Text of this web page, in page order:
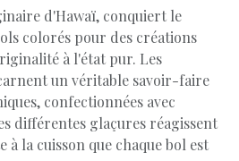
d'Hawaï, conquiert le
colorés pour des créations
à l'état pur. Les
un véritable savoir-faire
confectionnées avec
différentes glaçures réagissent
à la cuisson que chaque bol est